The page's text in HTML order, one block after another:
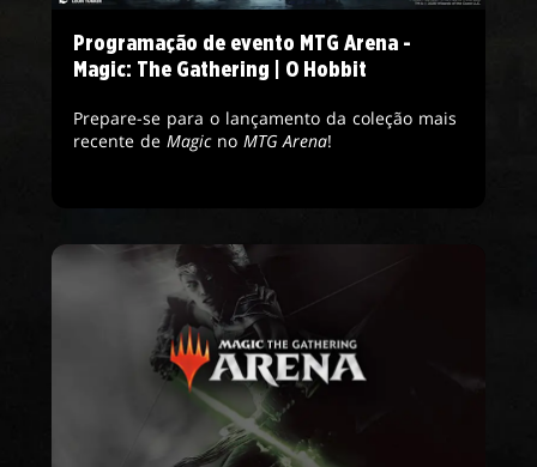
Programação de evento MTG Arena -
Magic: The Gathering | O Hobbit
Prepare-se para o lançamento da coleção mais
recente de Magicno MTG Arena!